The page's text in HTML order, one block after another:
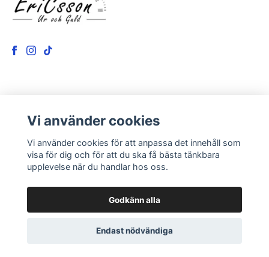
Kontakt
Om oss
© 2026 EriCsson Ur och Guld Powered by Quickbutik
Vi använder cookies
Vi använder cookies för att anpassa det innehåll som
visa för dig och för att du ska få bästa tänkbara
upplevelse när du handlar hos oss.
Godkänn alla
Endast nödvändiga